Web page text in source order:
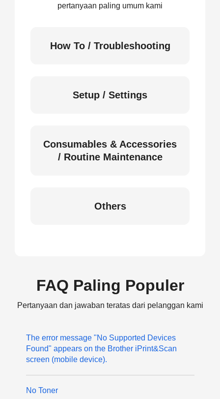
pertanyaan paling umum kami
How To / Troubleshooting
Setup / Settings
Consumables & Accessories
/ Routine Maintenance
Others
FAQ Paling Populer
Pertanyaan dan jawaban teratas dari pelanggan kami
The error message "No Supported Devices
Found" appears on the Brother iPrint&Scan
screen (mobile device).
No Toner